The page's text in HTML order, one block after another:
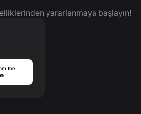
yararlanmaya başlayın!
the